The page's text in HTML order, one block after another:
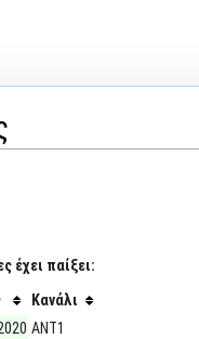
έχει παίξει:
Κανάλι
ΑΝΤ1